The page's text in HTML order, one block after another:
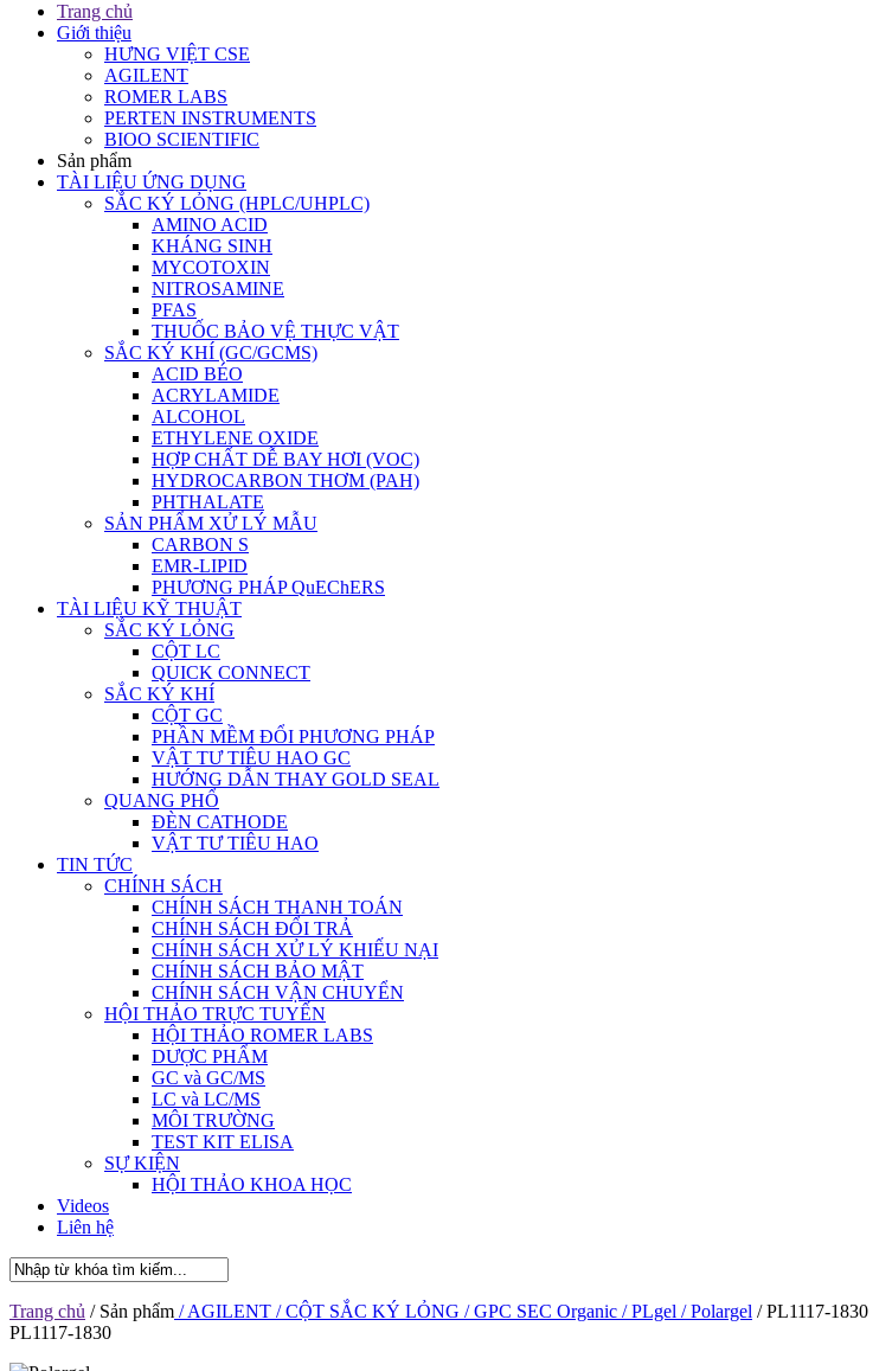
Trang chủ
Giới thiệu
HƯNG VIỆT CSE
AGILENT
ROMER LABS
PERTEN INSTRUMENTS
BIOO SCIENTIFIC
Sản phẩm
TÀI LIỆU ỨNG DỤNG
SẮC KÝ LỎNG (HPLC/UHPLC)
AMINO ACID
KHÁNG SINH
MYCOTOXIN
NITROSAMINE
PFAS
THUỐC BẢO VỆ THỰC VẬT
SẮC KÝ KHÍ (GC/GCMS)
ACID BÉO
ACRYLAMIDE
ALCOHOL
ETHYLENE OXIDE
HỢP CHẤT DỄ BAY HƠI (VOC)
HYDROCARBON THƠM (PAH)
PHTHALATE
SẢN PHẨM XỬ LÝ MẪU
CARBON S
EMR-LIPID
PHƯƠNG PHÁP QuEChERS
TÀI LIỆU KỸ THUẬT
SẮC KÝ LỎNG
CỘT LC
QUICK CONNECT
SẮC KÝ KHÍ
CỘT GC
PHẦN MỀM ĐỔI PHƯƠNG PHÁP
VẬT TƯ TIÊU HAO GC
HƯỚNG DẪN THAY GOLD SEAL
QUANG PHỔ
ĐÈN CATHODE
VẬT TƯ TIÊU HAO
TIN TỨC
CHÍNH SÁCH
CHÍNH SÁCH THANH TOÁN
CHÍNH SÁCH ĐỔI TRẢ
CHÍNH SÁCH XỬ LÝ KHIẾU NẠI
CHÍNH SÁCH BẢO MẬT
CHÍNH SÁCH VẬN CHUYỂN
HỘI THẢO TRỰC TUYẾN
HỘI THẢO ROMER LABS
DƯỢC PHẨM
GC và GC/MS
LC và LC/MS
MÔI TRƯỜNG
TEST KIT ELISA
SỰ KIỆN
HỘI THẢO KHOA HỌC
Videos
Liên hệ
Trang chủ / Sản phẩm / AGILENT / CỘT SẮC KÝ LỎNG / GPC SEC Organic / PLgel / Polargel / PL1117-1830
PL1117-1830